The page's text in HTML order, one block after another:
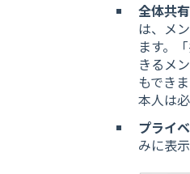
全体共
は、メ
ます。
きるメ
もでき
本人は
プライ
みに表